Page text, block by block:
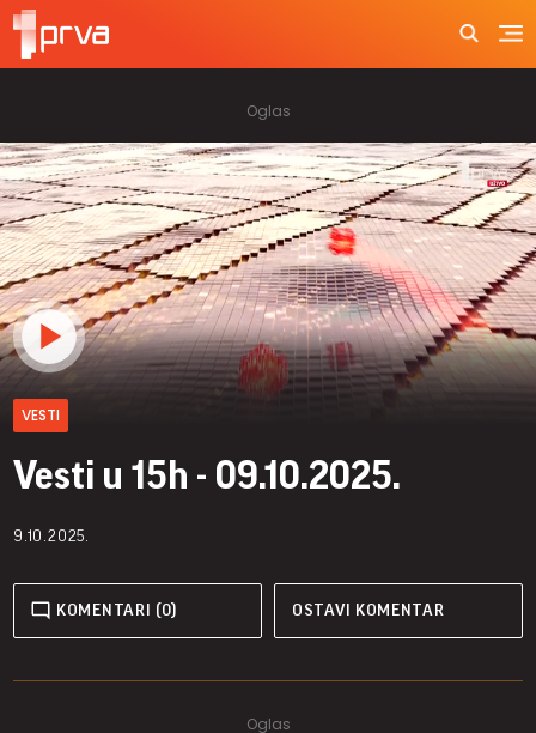
VESTI
Vesti u 15h - 09.10.2025.
9.10.2025.
KOMENTARI (0) OSTAVI KOMENTAR